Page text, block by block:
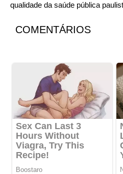
qualidade da saúde pública
COMENTÁRIOS